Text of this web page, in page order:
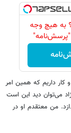
به هیچ وجه
کار داریم که همین امر
می‌توان دید این است
من معتقدم او در